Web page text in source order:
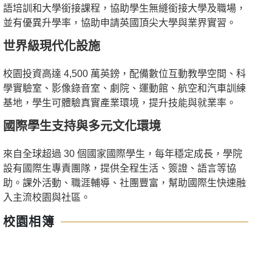
語培訓和大學銜接課程，協助學生無縫銜接大學及職場，
並有優異升學率，協助申請英國頂尖大學與業界實習。​
世界級現代化設施
校園投資高達 4,500 萬英鎊，配備數位互動教學空間、科
學實驗室、影像錄音室、劇院、運動館、航空和汽車訓練
基地，學生可體驗真實產業環境，提升技能與就業率。​
國際學生支持與多元文化環境
來自全球超過 30 個國家國際學生，每年穩定成長，學院
設有國際生專責團隊，提供全程生活、簽證、語言等協
助。課外活動、職涯輔導、社團豐富，幫助國際生快速融
入主流校園與社區。
校園相簿